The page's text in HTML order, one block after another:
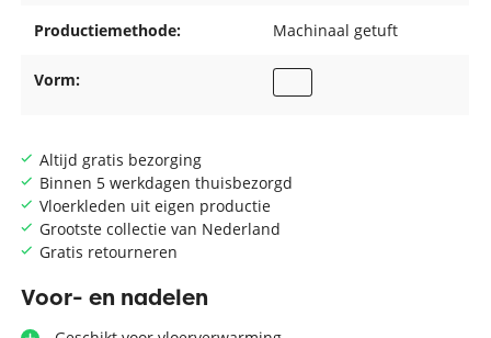
Altijd gratis bezorging
Binnen 5 werkdagen thuisbezorgd
Vloerkleden uit eigen productie
Grootste collectie van Nederland
Gratis retourneren
Voor- en nadelen
Productiemethode: Machinaal getuft
Vorm: